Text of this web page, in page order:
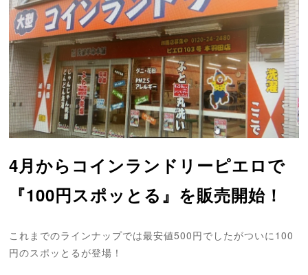
4月からコインランドリーピエロで
『100円スポッとる』を販売開始！
これまでのラインナップでは最安値500円でしたがついに100
円のスポッとるが登場！